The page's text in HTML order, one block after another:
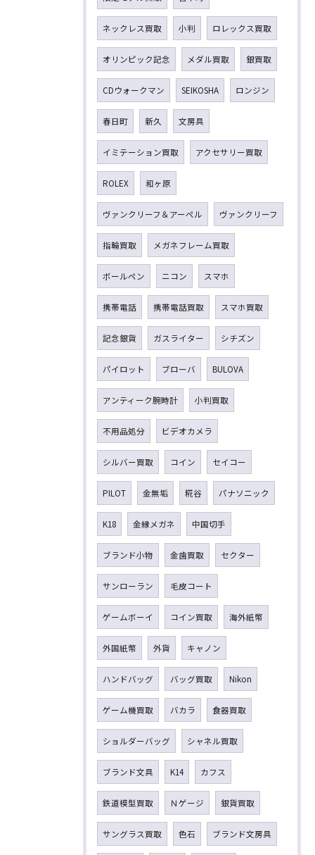
ネックレス買取 小判 ロレックス買取
オリンピック記念 メダル買取 銀買取
CDウォークマン SEIKOSHA ロンジン
春日町 新久 文房具
イミテーション買取 アクセサリー買取
ROLEX 和ヶ原
ヴァンクリーフ＆アーペル ヴァンクリーフ
指輪買取 メガネフレーム買取
ボールペン ニコン スマホ
携帯電話 携帯電話買取 スマホ買取
記念銀貨 ガスライター シチズン
パイロット ブローバ BULOVA
アンティーク腕時計 小判買取
不用品処分 ビデオカメラ
シルバー買取 コイン セイコー
PILOT 金無垢 糀谷 パナソニック
K18 金縁メガネ 中国切手
ブランド小物 金歯買取 セクター
サンローラン 毛皮コート
ゲームボーイ コイン買取 海外紙幣
外国紙幣 外貨 キャノン
ハンドバッグ バッグ買取 Nikon
ゲーム機買取 バカラ 食器買取
ショルダーバッグ シャネル買取
ブランド文具 K14 カフス
鉄道模型買取 Ｎゲージ 銀貨買取
サングラス買取 色石 ブランド文房具